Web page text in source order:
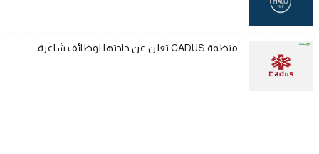
منظمة CADUS تعلن عن حاجتها لوظائف شاغرة